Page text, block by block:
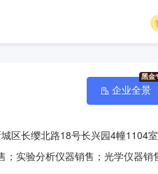
区长缨北路18号长兴园4幢1104室
企业全景